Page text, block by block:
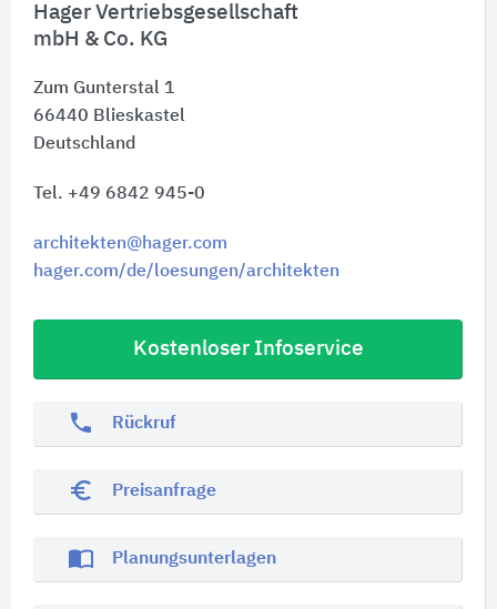
Hager Vertriebsgesellschaft
mbH & Co. KG
Zum Gunterstal 1
66440 Blieskastel
Deutschland
Tel. +49 6842 945-0
architekten@hager.com
hager.com/de/loesungen/architekten
Kostenloser Infoservice
phone Rückruf
euro_symbol Preisanfrage
import_contacts Planungsunterlagen